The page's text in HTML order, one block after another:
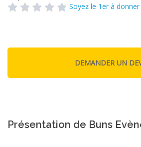
Soyez le 1er à
Présentation de Buns